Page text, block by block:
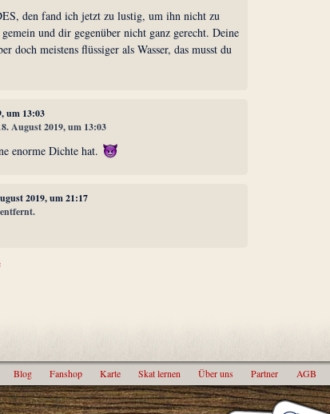
den fand ich jetzt zu lustig, um ihn nicht zu
und dir gegenüber nicht ganz gerecht. Deine
doch meistens flüssiger als Wasser, das musst du
um 13:03
August 2019, um 13:03
enorme Dichte hat.
2019, um 21:17
Blog Fanshop Karte Skat lernen Über uns Partner AGB